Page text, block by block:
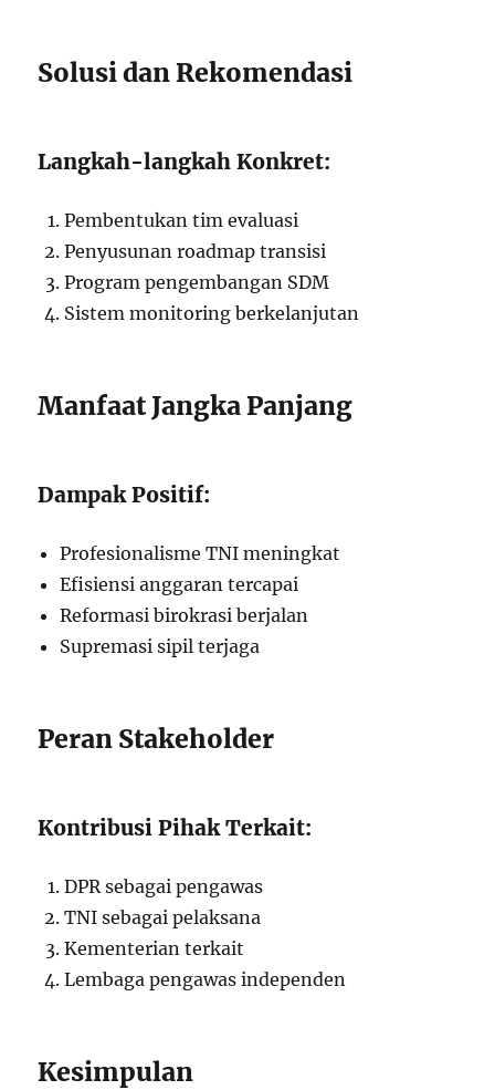
Solusi dan Rekomendasi
Langkah-langkah Konkret:
Pembentukan tim evaluasi
Penyusunan roadmap transisi
Program pengembangan SDM
Sistem monitoring berkelanjutan
Manfaat Jangka Panjang
Dampak Positif:
Profesionalisme TNI meningkat
Efisiensi anggaran tercapai
Reformasi birokrasi berjalan
Supremasi sipil terjaga
Peran Stakeholder
Kontribusi Pihak Terkait:
DPR sebagai pengawas
TNI sebagai pelaksana
Kementerian terkait
Lembaga pengawas independen
Kesimpulan